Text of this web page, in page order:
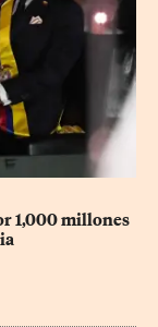
1,000 millones